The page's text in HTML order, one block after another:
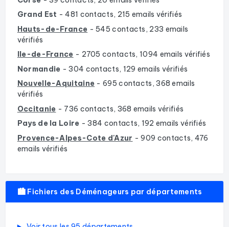
Grand Est - 481 contacts, 215 emails vérifiés
Hauts-de-France - 545 contacts, 233 emails
vérifiés
Ile-de-France - 2705 contacts, 1094 emails vérifiés
Normandie - 304 contacts, 129 emails vérifiés
Nouvelle-Aquitaine - 695 contacts, 368 emails
vérifiés
Occitanie - 736 contacts, 368 emails vérifiés
Pays de la Loire - 384 contacts, 192 emails vérifiés
Provence-Alpes-Cote d'Azur - 909 contacts, 476
emails vérifiés
🏙️ Fichiers des Déménageurs par départements